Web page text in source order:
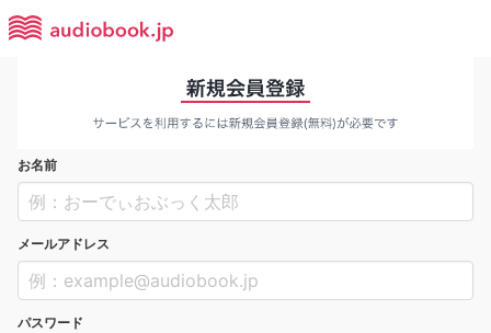
お名前
メールアドレス
パスワード